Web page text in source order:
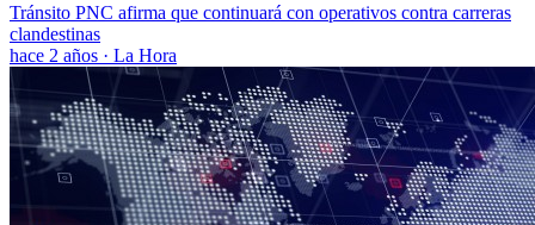
Tránsito PNC afirma que continuará con operativos contra carreras
clandestinas
hace 2 años · La Hora